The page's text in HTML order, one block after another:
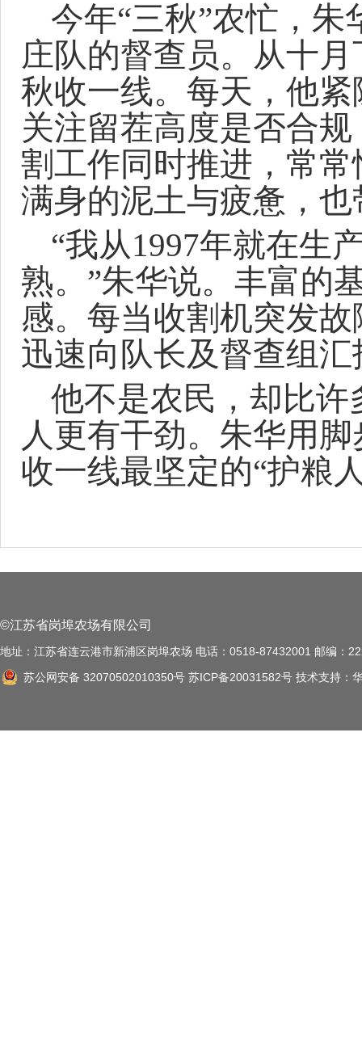
今年“三秋”农忙，
庄队的督查员。从十
秋收一线。每天，他
关注留茬高度是否合
割工作同时推进，常
满身的泥土与疲惫，
“我从1997年就在生
熟。”朱华说。丰富的
感。每当收割机突发
迅速向队长及督查组
他不是农民，却比
人更有干劲。朱华用
收一线最坚定的“护粮
©江苏省岗埠农场有限公司
地址：江苏省连云港市新浦区岗埠农场 电话：0518-87432001 邮编：
苏公网安备 32070502010350号 苏ICP备20031582号 技术支持：